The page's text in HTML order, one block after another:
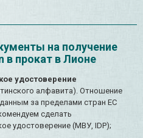
на получение
в прокат в Лионе
удостоверение
алфавита). Отношение
за пределами стран ЕС
сделать
удостоверение (МВУ, IDP);